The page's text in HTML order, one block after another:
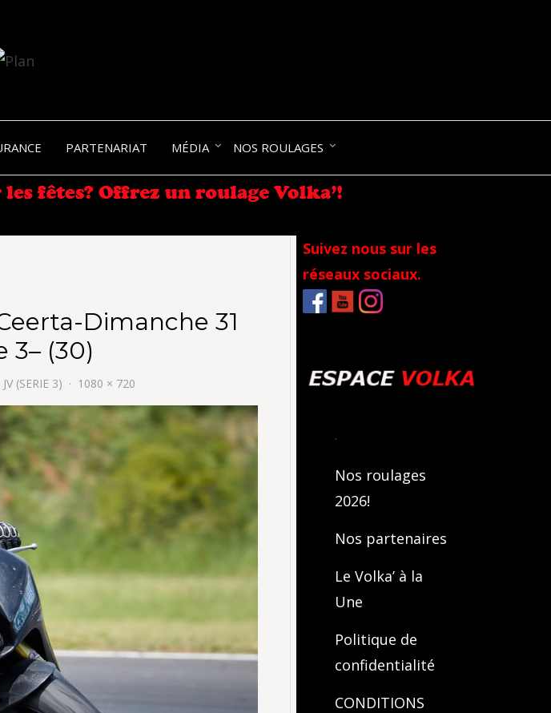
PARTENARIAT MÉDIA NOS ROULAGES
Dimanche 31
3– (30)
(SERIE 3) 1080 × 720
Suivez nous sur les
réseaux sociaux.
.
Nos roulages
2026!
Nos partenaires
Le Volka’ à la
Une
Politique de
confidentialité
CONDITIONS